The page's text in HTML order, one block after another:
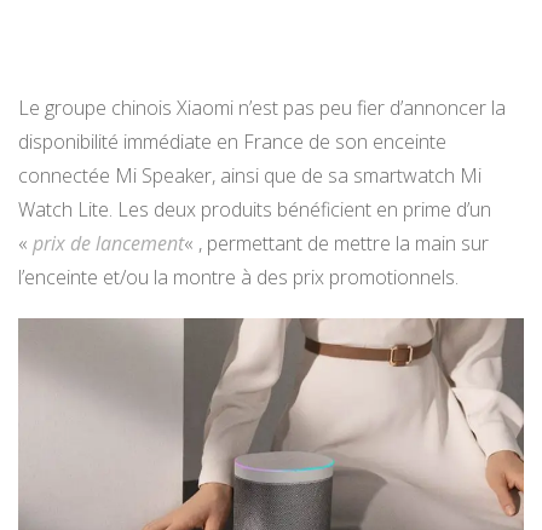
Le groupe chinois Xiaomi n’est pas peu fier d’annoncer la
disponibilité immédiate en France de son enceinte
connectée Mi Speaker, ainsi que de sa smartwatch Mi
Watch Lite. Les deux produits bénéficient en prime d’un
« prix de lancement« , permettant de mettre la main sur
l’enceinte et/ou la montre à des prix promotionnels.